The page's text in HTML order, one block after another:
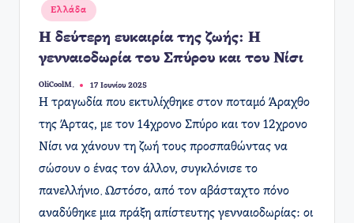
Αναρτήθηκε
σε
Ελλάδα
Η δεύτερη ευκαιρία της ζωής: Η
γενναιοδωρία του Σπύρου και του Νίσι
Συγγραφέας:
OliCoolM. 17 Ιουνίου 2025
Η τραγωδία που εκτυλίχθηκε στον ποταμό Άραχθο
της Άρτας, με τον 14χρονο Σπύρο και τον 12χρονο
Νίσι να χάνουν τη ζωή τους προσπαθώντας να
σώσουν ο ένας τον άλλον, συγκλόνισε το
πανελλήνιο. Ωστόσο, από τον αβάσταχτο πόνο
αναδύθηκε μια πράξη απίστευτης γενναιοδωρίας: οι